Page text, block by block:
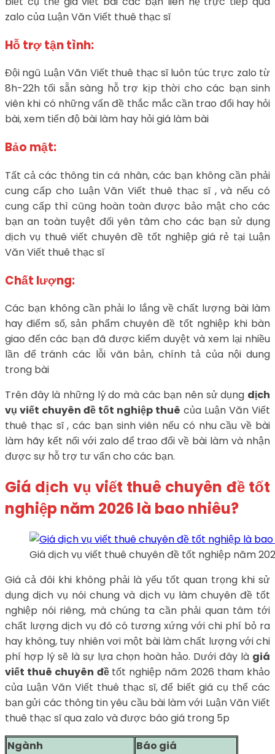
zalo của Luận Văn Viết thuê thạc sĩ
Hỗ trợ tận tình:
Đội ngũ Luận Văn Viết thuê thạc sĩ luôn túc trực zalo từ
8h-22h tối sẵn sàng hỗ trợ kịp thời cho các bạn sinh
viên khi có những vấn đề thắc mắc cần trao đổi hay hỏi
bài, xem tiến độ bài làm hay hỏi giá làm bài
Bảo mật:
Tất cả các thông tin cá nhân, các bạn không cần phải
cung cấp cho Luận Văn Viết thuê thạc sĩ , và nếu có
cung cấp thì cũng hoàn toàn được bảo mật cho các
bạn an toàn tuyệt đối yên tâm cho các bạn sử dụng
dịch vụ thuê viết chuyên đề tốt nghiệp giá rẻ tại Luận
Văn Viết thuê thạc sĩ
Chất lượng:
Các bạn không cần phải lo lắng về chất lượng bài làm
hay điểm số, sản phẩm chuyên đề tốt nghiệp khi bàn
giao đến các bạn đã được kiểm duyệt và xem lại nhiều
lần để tránh các lỗi văn bản, chính tả của nội dung
trong bài
Trên đây là những lý do mà các bạn nên sử dụng dịch
vụ viết chuyên đề tốt nghiệp thuê của Luận Văn Viết
thuê thạc sĩ , các bạn sinh viên nếu có nhu cầu về bài
làm hãy kết nối với zalo để trao đổi về bài làm và nhận
được sự hỗ trợ tư vấn cho các bạn.
Giá dịch vụ viết thuê chuyên đề tốt
nghiệp năm 2026 là bao nhiêu?
Giá dịch vụ viết thuê chuyên đề tốt nghiệp năm
Giá cả đôi khi không phải là yếu tốt quan trọng khi sử
dụng dịch vụ nói chung và dịch vụ làm chuyên đề tốt
nghiệp nói riêng, mà chúng ta cần phải quan tâm tới
chất lượng dịch vụ đó có tương xứng với chi phí bỏ ra
hay không, tuy nhiên vơi một bài làm chất lượng với chi
phí hợp lý sẽ là sự lựa chọn hoàn hảo. Dưới đây là giá
viết thuê chuyên đề tốt nghiệp năm 2026 tham khảo
của Luận Văn Viết thuê thạc sĩ, để biết giá cụ thể các
bạn gửi các thông tin yêu cầu bài làm với Luận Văn Viết
thuê thạc sĩ qua zalo và được báo giá trong 5p
Ngành
Báo giá